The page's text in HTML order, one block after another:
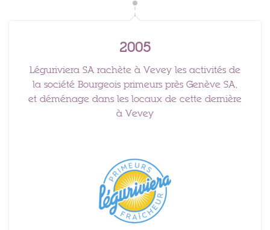
2005
Léguriviera SA rachète à Vevey les activités de
la société Bourgeois primeurs près Genève SA,
et déménage dans les locaux de cette dernière
à Vevey